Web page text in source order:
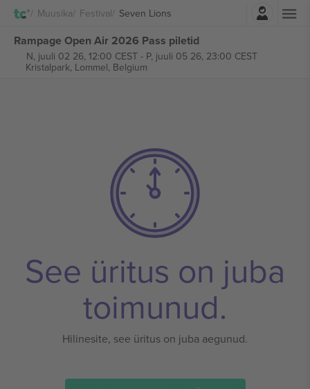
Muusika Festival Seven Lions
Rampage Open Air 2026 Pass piletid
N, juuli 02 26, 12:00 CEST- P, juuli 05 26, 23:00 CEST
Kristalpark, Lommel, Belgium
See üritus on juba
toimunud.
Hilinesite, see üritus on juba aegunud.